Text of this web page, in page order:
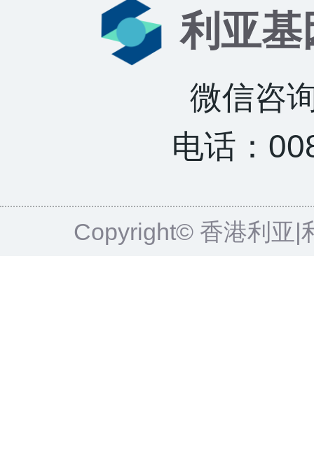
利亚基
微信咨
电话：
Copyright© 香港利亚|